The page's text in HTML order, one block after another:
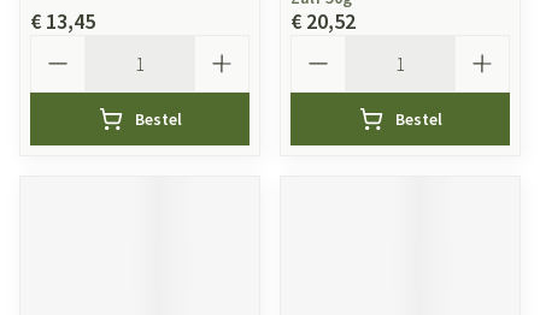
€ 13,45
Bestel
€ 20,52
Bestel